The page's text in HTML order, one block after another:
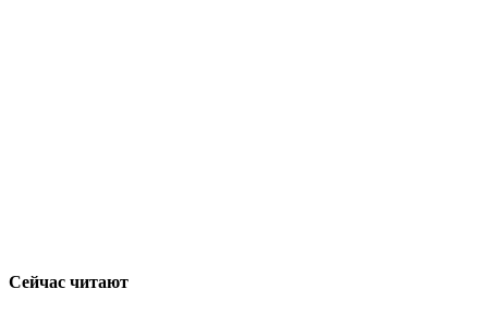
Сейчас читают